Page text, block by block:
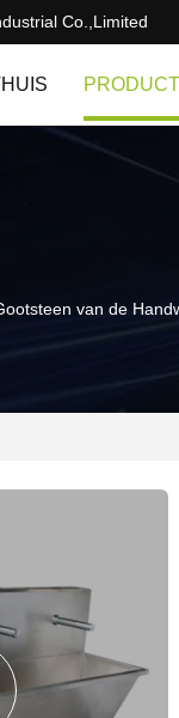
Co.,Limited
van de